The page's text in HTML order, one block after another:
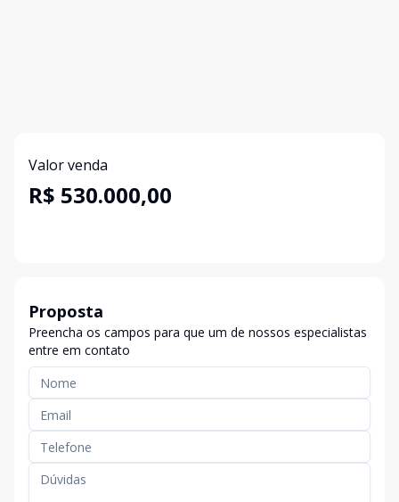
Valor venda
R$ 530.000,00
Proposta
Preencha os campos para que um de nossos especialistas
entre em contato